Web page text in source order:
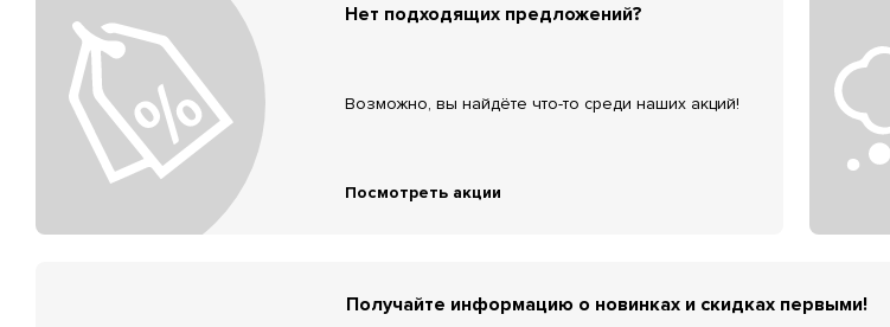
Нет подходящих предложений?
Возможно, вы найдёте что-то среди наших акций!
Посмотреть акции
Получайте информацию о новинках и скидках первыми!